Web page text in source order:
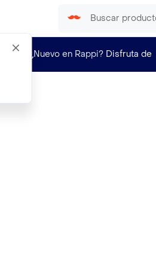
¿Nuevo en Rappi? Disfruta de